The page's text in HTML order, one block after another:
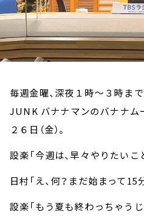
毎週金曜、深夜１時～３時ま
JUNK バナナマンのバナナム
２６日（金）。
設楽「今週は、早々やりたいこ
日村「え、何？まだ始まって15
設楽「もう夏も終わっちゃう